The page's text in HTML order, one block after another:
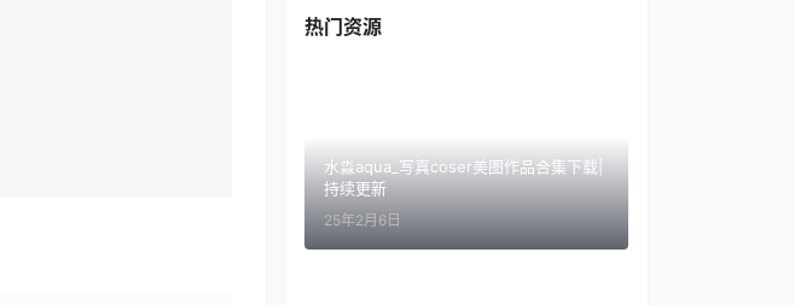
热门资源
水淼aqua_写真coser美图作品合集下载|
持续更新
25年2月6日